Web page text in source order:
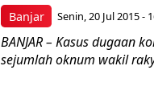
Banjar Senin, 20 Jul 2015 -
BANJAR – Kasus dugaan
sejumlah oknum wakil